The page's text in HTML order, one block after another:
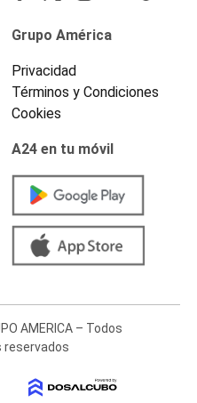
Grupo América
Privacidad
Términos y Condiciones
Cookies
A24 en tu móvil
AMERICA – Todos
reservados